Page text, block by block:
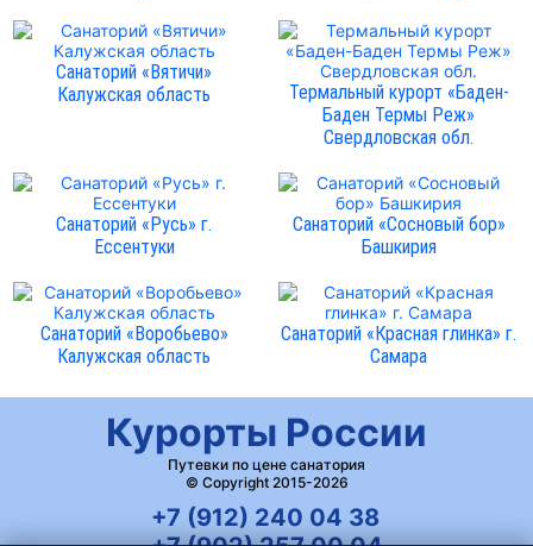
Санаторий «Вятичи»
Калужская область
Термальный курорт «Баден-
Баден Термы Реж»
Свердловская обл.
Санаторий «Русь» г.
Ессентуки
Санаторий «Сосновый бор»
Башкирия
Санаторий «Воробьево»
Калужская область
Санаторий «Красная глинка» г.
Самара
Курорты России
Путевки по цене санатория
© Copyright 2015-2026
+7 (912) 240 04 38